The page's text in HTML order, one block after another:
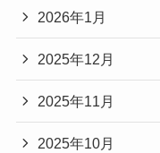
2026年1月
2025年12月
2025年11月
2025年10月